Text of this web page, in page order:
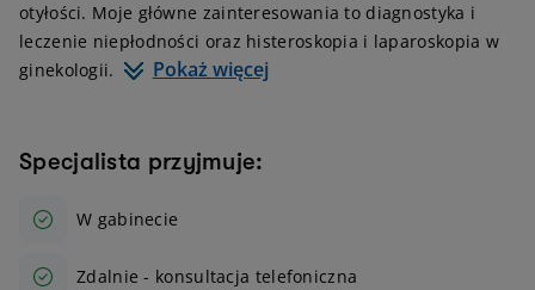
otyłości. Moje główne zainteresowania to diagnostyka i
leczenie niepłodności oraz histeroskopia i laparoskopia w
ginekologii.
Pokaż więcej
Specjalista przyjmuje:
W gabinecie
Zdalnie - konsultacja telefoniczna